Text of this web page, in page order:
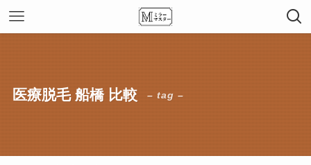
医療脱毛 船橋 比較 – tag –